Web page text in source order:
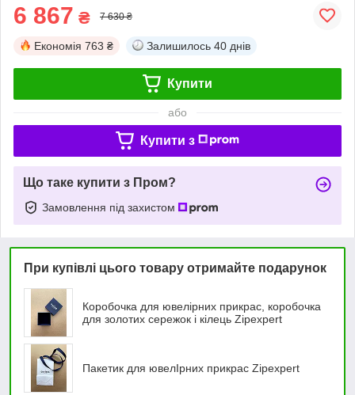
6 867 ₴ 7 630 ₴
Економія 763 ₴ Залишилось 40 днів
Купити
або
Купити з
Що таке купити з Пром?
Замовлення під захистом
При купівлі цього товару отримайте подарунок
Коробочка для ювелірних прикрас, коробочка
для золотих сережок і кілець Zipexpert
Пакетик для ювелIрних прикрас Zipexpert